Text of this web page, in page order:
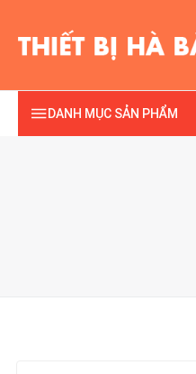
DANH MỤC SẢN PHẨM